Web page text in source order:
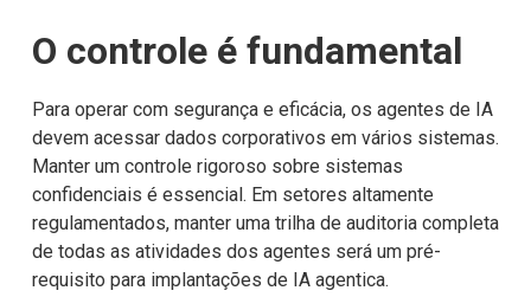
O controle é fundamental
Para operar com segurança e eficácia, os agentes de IA
devem acessar dados corporativos em vários sistemas.
Manter um controle rigoroso sobre sistemas
confidenciais é essencial. Em setores altamente
regulamentados, manter uma trilha de auditoria completa
de todas as atividades dos agentes será um pré-
requisito para implantações de IA agentica.